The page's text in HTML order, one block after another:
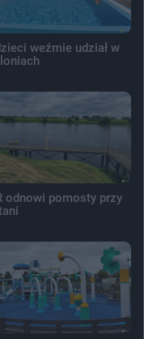
weźmie udział w
odnowi pomosty przy